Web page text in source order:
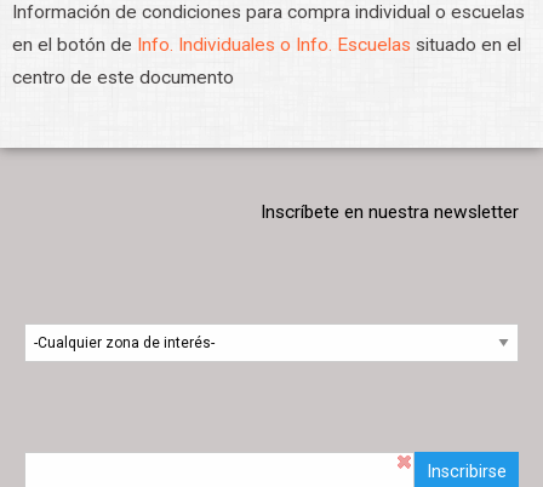
Información de condiciones para compra individual o escuelas
en el botón de Info. Individuales o Info. Escuelas situado en el
centro de este documento
Inscríbete en nuestra newsletter
Inscribirse